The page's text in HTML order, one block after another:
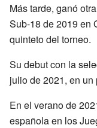
Más tarde, ganó
Sub-18 de 2019 en
quinteto del torneo.
Su debut con la
julio de 2021, en un
En el verano de
española en los